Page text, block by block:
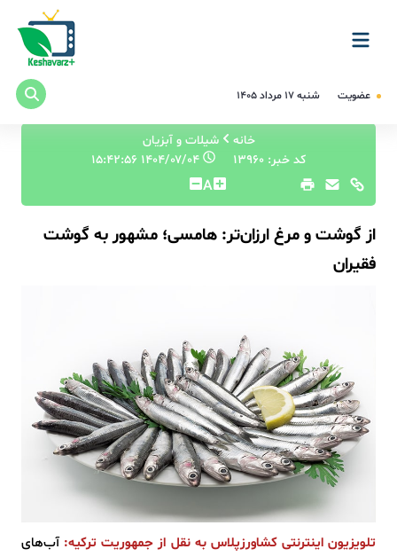
عضویت شنبه ۱۷ مرداد ۱۴۰۵
خانه
شیلات و آبزیان
کد خبر: 13960
۱۴۰۴/۰۷/۰۴ ۱۵:۴۲:۵۶
A
از گوشت و مرغ ارزان‌تر: هامسی؛ مشهور به گوشت
فقیران
تلویزیون اینترنتی کشاورزپلاس به نقل از جمهوریت ترکیه:آب‌های